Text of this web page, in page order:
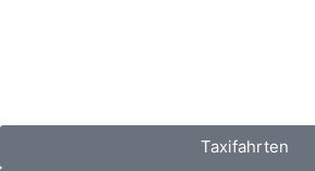
Taxifahrten